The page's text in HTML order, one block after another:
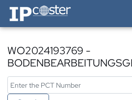
IP-Coster — Home
WO2024193769 -